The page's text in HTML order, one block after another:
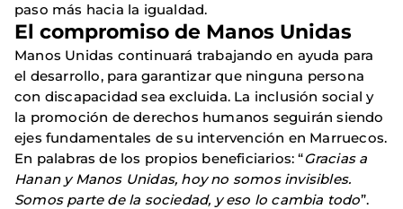
paso más hacia la igualdad.
El compromiso de Manos Unidas
Manos Unidas continuará trabajando en ayuda para
el desarrollo, para garantizar que ninguna persona
con discapacidad sea excluida. La inclusión social y
la promoción de derechos humanos seguirán siendo
ejes fundamentales de su intervención en Marruecos.
En palabras de los propios beneficiarios: “Gracias a
Hanan y Manos Unidas, hoy no somos invisibles.
Somos parte de la sociedad, y eso lo cambia todo”.